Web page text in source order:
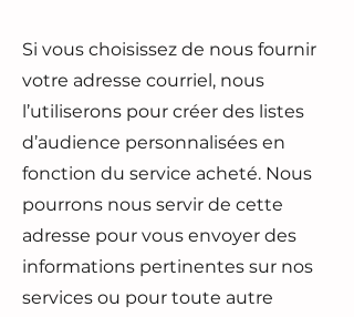
Si vous choisissez de nous fournir
votre adresse courriel, nous
l’utiliserons pour créer des listes
d’audience personnalisées en
fonction du service acheté. Nous
pourrons nous servir de cette
adresse pour vous envoyer des
informations pertinentes sur nos
services ou pour toute autre